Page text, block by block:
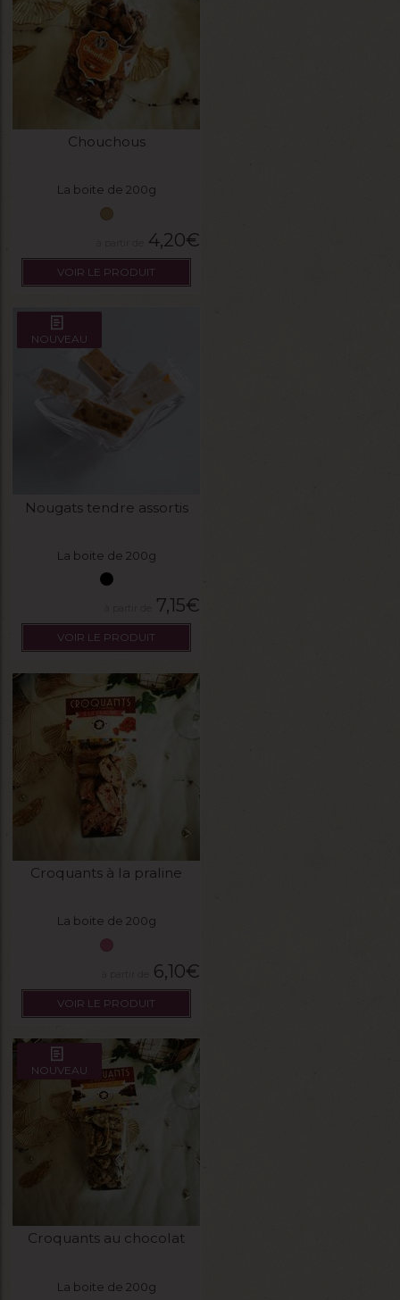
Chouchous
La boite de 200g
4,20€
VOIR LE PRODUIT
NOUVEAU
Nougats tendre assortis
La boite de 200g
7,15€
VOIR LE PRODUIT
Croquants à la praline
La boite de 200g
6,10€
VOIR LE PRODUIT
NOUVEAU
Croquants au chocolat
La boite de 200g